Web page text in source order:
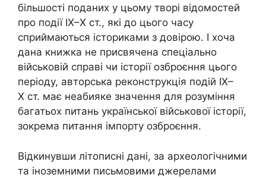
більшості поданих у цьому творі відомостей
про події ІХ–Х ст., які до цього часу
сприймаються істориками з довірою. І хоча
дана книжка не присвячена спеціально
військовій справі чи історії озброєння цього
періоду, авторська реконструкція подій ІХ–
Х ст. має неабияке значення для розуміння
багатьох питань української військової історії,
зокрема питання імпорту озброєння.
Відкинувши літописні дані, за археологічними
та іноземними письмовими джерелами